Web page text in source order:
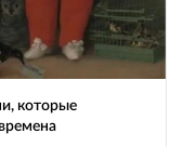
которые